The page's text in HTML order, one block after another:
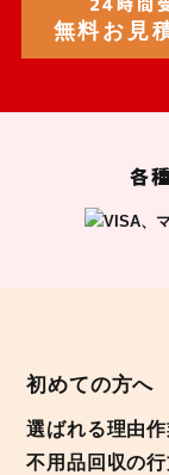
24時間
無料お見
各種
初めての方へ
選ばれる理由
不用品回収の